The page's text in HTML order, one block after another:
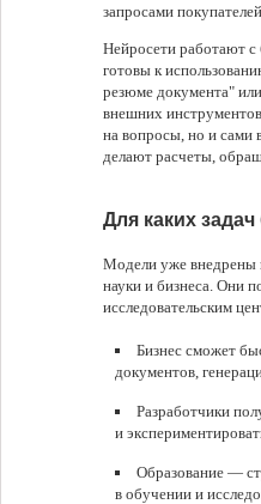
запросами
Нейросети работают
готовы к
резюме документа"
внешних
на вопросы, но и сами
делают расчеты,
Для каких
Модели уже внедрены
науки и бизнеса. Они
исследовательским
Бизнес сможет
документов,
Разработчики
и
Образование —
в обучении и